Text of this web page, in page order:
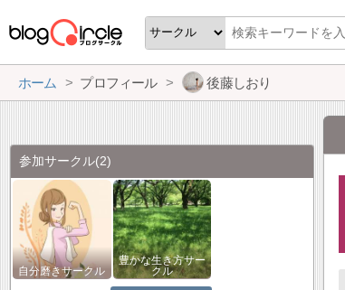
ホーム プロフィール 後藤しおり
参加サークル(2)
自分磨きサークル
豊かな生き方サー
クル